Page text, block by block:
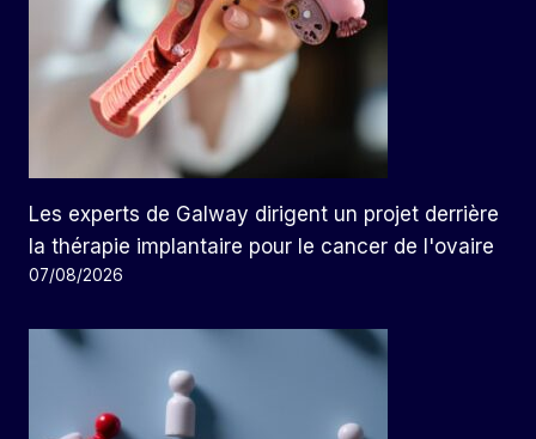
Les experts de Galway dirigent un projet derrière
la thérapie implantaire pour le cancer de l'ovaire
07/08/2026